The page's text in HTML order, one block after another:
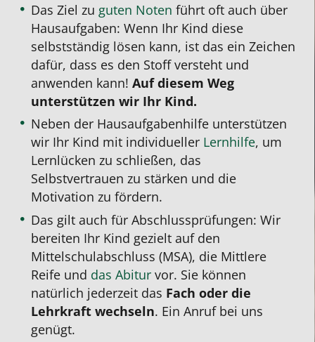
Das Ziel zu guten Noten führt oft auch über
Hausaufgaben: Wenn Ihr Kind diese
selbstständig lösen kann, ist das ein Zeichen
dafür, dass es den Stoff versteht und
anwenden kann!Auf diesem Weg
unterstützen wir Ihr Kind.
Neben der Hausaufgabenhilfe unterstützen
wir Ihr Kind mit individueller Lernhilfe, um
Lernlücken zu schließen, das
Selbstvertrauen zu stärken und die
Motivation zu fördern.
Das gilt auch für Abschlussprüfungen: Wir
bereiten Ihr Kind gezielt auf den
Mittelschulabschluss (MSA), die Mittlere
Reife und das Abitur vor. Sie können
natürlich jederzeit das Fach oder die
Lehrkraft wechseln. Ein Anruf bei uns
genügt.